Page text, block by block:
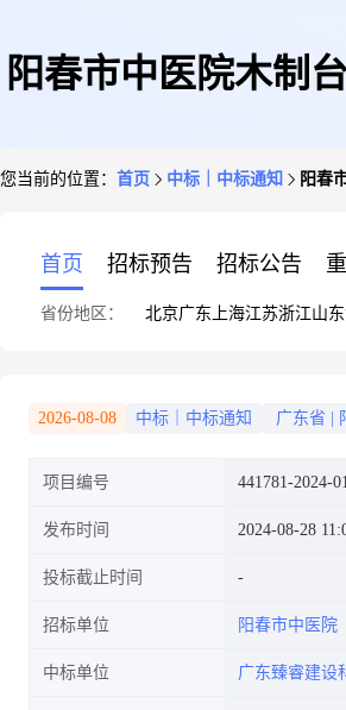
阳春市中医院木制
您当前的位置： 首页 中标｜中标通知 阳春
首页 招标预告 招标公告
省份地区： 北京广东 上海江苏浙江山东
2026-08-08 中标｜中标通知 广东省
项目编号 441781-2024-
发布时间 2024-08-28
投标截止时间
招标单位 阳春市中医院
中标单位 广东臻睿建设